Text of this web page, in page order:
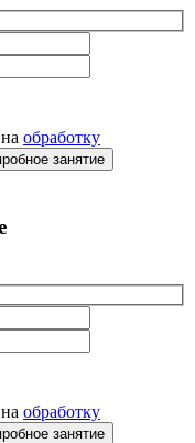
обработку
занятие
обработку
занятие